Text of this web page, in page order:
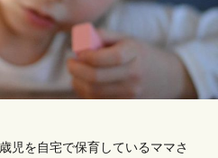
児を自宅で保育しているママさ